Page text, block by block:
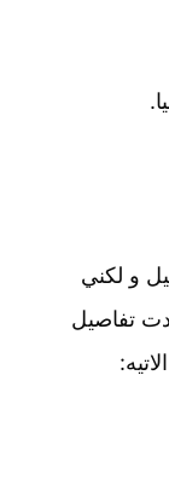
و لكني
تفاصيل